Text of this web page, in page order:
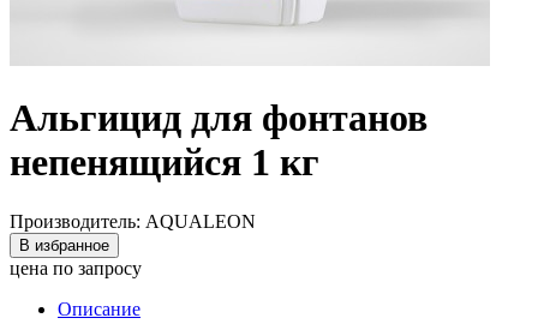
Альгицид для фонтанов
непенящийся 1 кг
Производитель: AQUALEON
В избранное
цена по запросу
Описание